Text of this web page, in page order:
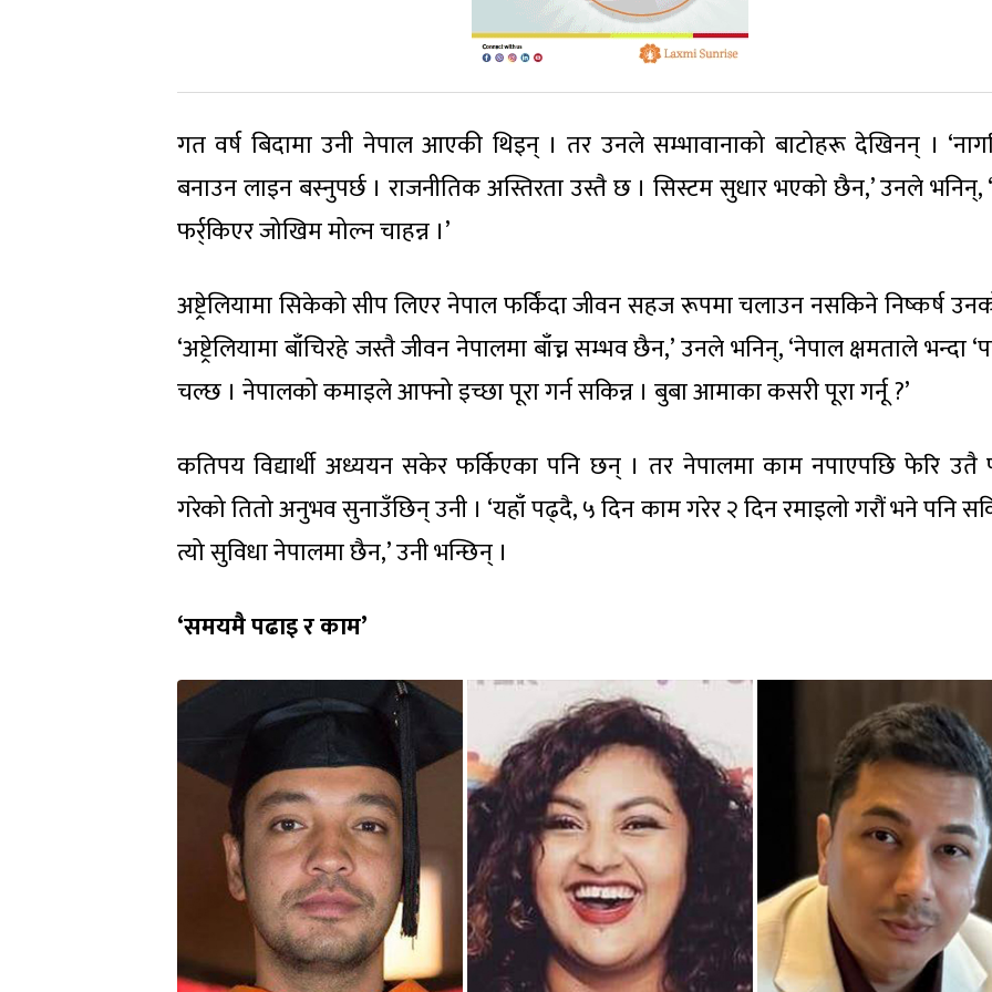
गत वर्ष बिदामा उनी नेपाल आएकी थिइन् । तर उनले सम्भावानाको बाटोहरू देखिनन् ।
बनाउन लाइन बस्नुपर्छ । राजनीतिक अस्तिरता उस्तै छ । सिस्टम सुधार भएको छैन,’ उनले भनिन्,
फर्र्किएर जोखिम मोल्न चाहन्न ।’
अष्ट्रेलियामा सिकेको सीप लिएर नेपाल फर्किंदा जीवन सहज रूपमा चलाउन नसकिने निष्कर्ष
‘अष्ट्रेलियामा बाँचिरहे जस्तै जीवन नेपालमा बाँच्न सम्भव छैन,’ उनले भनिन्, ‘नेपाल क्षमताले भन्दा
चल्छ । नेपालको कमाइले आफ्नो इच्छा पूरा गर्न सकिन्न । बुबा आमाका कसरी पूरा गर्नू ?’
कतिपय विद्यार्थी अध्ययन सकेर फर्किएका पनि छन् । तर नेपालमा काम नपाएपछि फेरि उतै
गरेको तितो अनुभव सुनाउँछिन् उनी । ‘यहाँ पढ्दै, ५ दिन काम गरेर २ दिन रमाइलो गरौं भने पनि
त्यो सुविधा नेपालमा छैन,’ उनी भन्छिन् ।
‘समयमै पढाइ र काम’